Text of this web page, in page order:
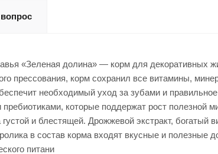
«Зеленая долина» — корм для декоративных
прессования, корм сохранил все витамины,
необходимый уход за зубами и
которые поддержат рост
и блестящей. Дрожжевой экстракт, богатый
в состав корма входят вкусные и
питани